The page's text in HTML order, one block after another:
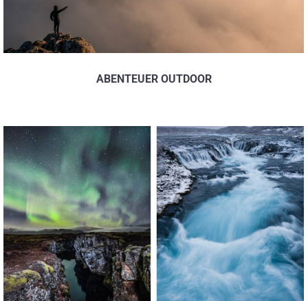
ABENTEUER OUTDOOR